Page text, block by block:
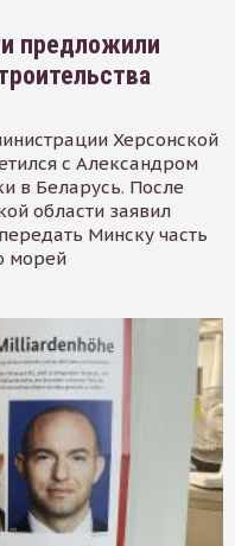
предложили
Херсонской
с Александром
в Беларусь. После
области заявил
Минску часть
морей